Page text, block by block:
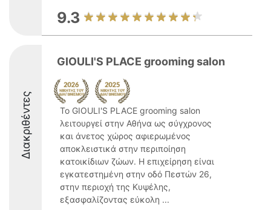
9.3
Διακριθέντες
GIOULI'S PLACE grooming salon
Το GIOULI'S PLACE grooming salon
λειτουργεί στην Αθήνα ως σύγχρονος
και άνετος χώρος αφιερωμένος
αποκλειστικά στην περιποίηση
κατοικίδιων ζώων. Η επιχείρηση είναι
εγκατεστημένη στην οδό Πεστών 26,
στην περιοχή της Κυψέλης,
εξασφαλίζοντας εύκολη ...